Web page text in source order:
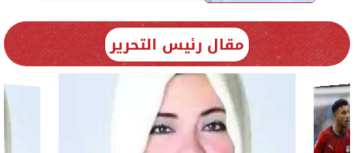
مقال رئيس التحرير